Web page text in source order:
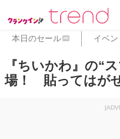
本日のセール PR イベン
『ちいかわ』の“
場！ 貼ってはが